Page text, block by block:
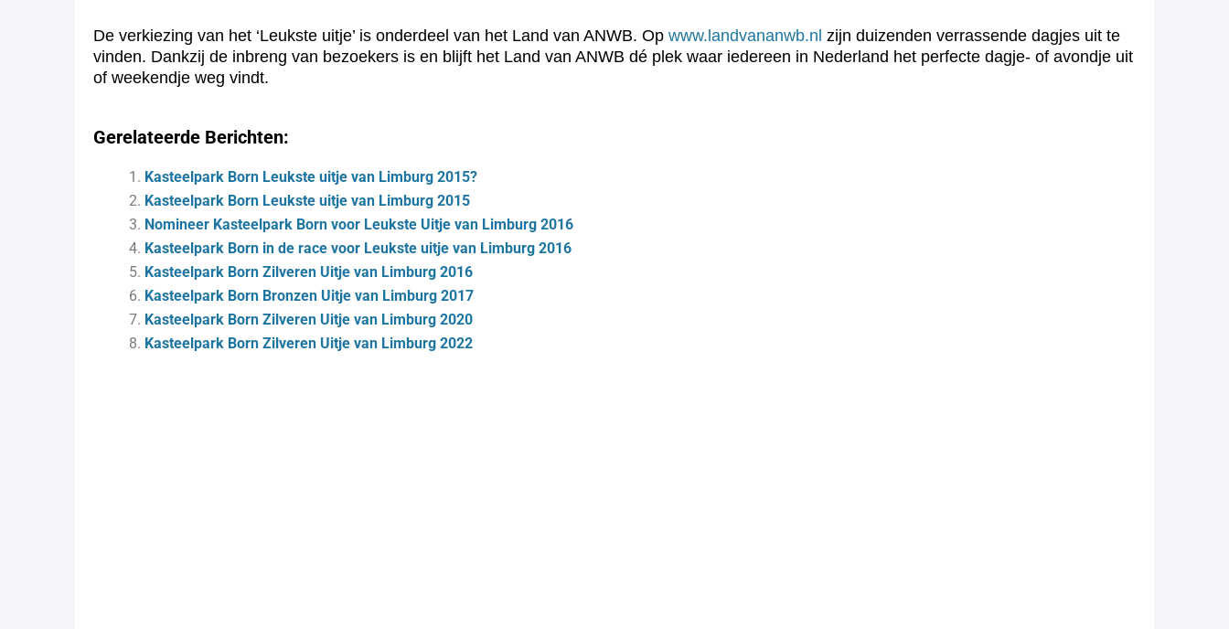
De verkiezing van het ‘Leukste uitje’ is onderdeel van het Land van ANWB. Op www.landvananwb.nl zijn duizenden verrassende dagjes uit te
vinden. Dankzij de inbreng van bezoekers is en blijft het Land van ANWB dé plek waar iedereen in Nederland het perfecte dagje- of avondje uit
of weekendje weg vindt.
Gerelateerde Berichten:
Kasteelpark Born Leukste uitje van Limburg 2015?
Kasteelpark Born Leukste uitje van Limburg 2015
Nomineer Kasteelpark Born voor Leukste Uitje van Limburg 2016
Kasteelpark Born in de race voor Leukste uitje van Limburg 2016
Kasteelpark Born Zilveren Uitje van Limburg 2016
Kasteelpark Born Bronzen Uitje van Limburg 2017
Kasteelpark Born Zilveren Uitje van Limburg 2020
Kasteelpark Born Zilveren Uitje van Limburg 2022